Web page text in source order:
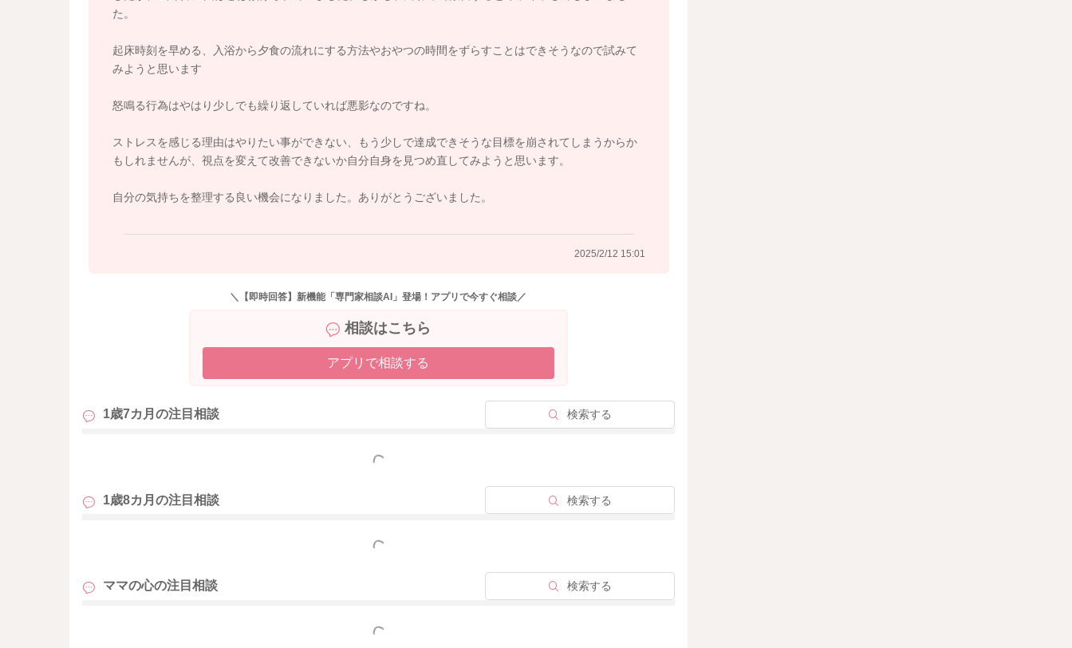
2時間ぐらいトータルで寝てくれてもいいと思います。
なので、もう少し早まるようになると良いのではと思いました。
そして親御さんの考えもあると思うのですが、先にお風呂に入れてあげて、ご飯にして、そのまま歯磨
き、ねんねの流れにされてみるのもいいですよ。
そして食べて1時間ほどで、ねんねの体制になっている方が、すんなりと眠りにつきやすくなってくことも
日中の摂取量を増やすことでも、夜のねんねの質が良くなることもありますよ。
怒鳴りたくなってしまうこともどうしてもあると思います。
お二人だけで過ごす時間が長くなると、どうしても煮詰まってきてしまうようなことはあると思います。
しかし大きな声をあげてしまうことが繰り返されてしまうと、娘さんも萎縮をしてしまったりすることも
もっと娘さんとの生活が心地良くなるために、どのようなことをしてみるとよさそうかを考えてみるのも
いいかもしれません。
また娘さんについ期待し過ぎてしまっていることはないかなということも振り返ってみるのもいいかもし
お外で興味があるものがあれば、ばーっと先に行ってしまうようなことはどうしても起こります。
た。
起床時刻を早める、入浴から夕食の流れにする方法やおやつの時間をずらすことはできそうなので試みて
みようと思います
怒鳴る行為はやはり少しでも繰り返していれば悪影なのですね。
ストレスを感じる理由はやりたい事ができない、もう少しで達成できそうな目標を崩されてしまうからか
もしれませんが、視点を変えて改善できないか自分自身を見つめ直してみようと思います。
自分の気持ちを整理する良い機会になりました。ありがとうございました。
2025/2/12 15:01
＼【即時回答】新機能「専門家相談AI」登場！アプリで今すぐ相談／
相談はこちら
アプリで相談する
1歳7カ月の注目相談 検索する
もっと見る
1歳8カ月の注目相談 検索する
もっと見る
ママの心の注目相談 検索する
もっと見る